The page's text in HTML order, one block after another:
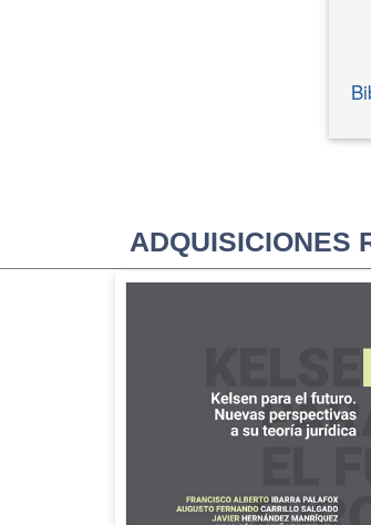
ADQUISICIONES